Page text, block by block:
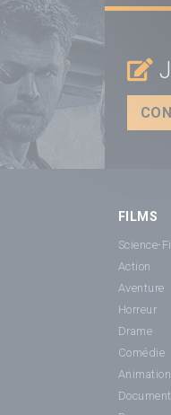
FILMS
Science-
Action
Aventure
Horreur
Drame
Comédie
Animation